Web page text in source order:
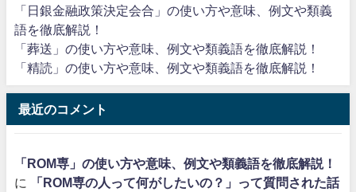
「日銀金融政策決定会合」の使い方や意味、例文や類義
語を徹底解説！
「葬送」の使い方や意味、例文や類義語を徹底解説！
「精読」の使い方や意味、例文や類義語を徹底解説！
最近のコメント
「ROM専」の使い方や意味、例文や類義語を徹底解説！
に
「ROM専の人って何がしたいの？」って質問された話